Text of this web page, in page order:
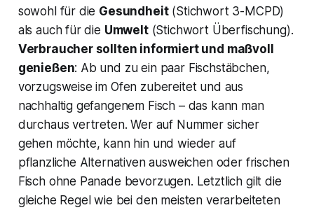
sowohl für die Gesundheit(Stichwort 3-MCPD)
als auch für die Umwelt(Stichwort Überfischung).
Verbraucher sollten informiert und maßvoll
genießen: Ab und zu ein paar Fischstäbchen,
vorzugsweise im Ofen zubereitet und aus
nachhaltig gefangenem Fisch – das kann man
durchaus vertreten. Wer auf Nummer sicher
gehen möchte, kann hin und wieder auf
pflanzliche Alternativen ausweichen oder frischen
Fisch ohne Panade bevorzugen. Letztlich gilt die
gleiche Regel wie bei den meisten verarbeiteten